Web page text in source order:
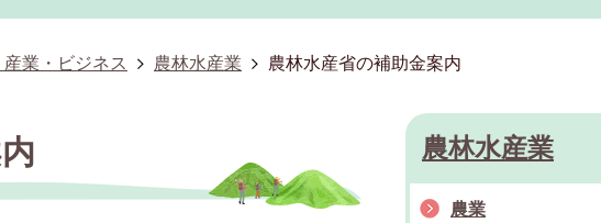
業・ビジネス 農林水産業 農林水産省の補助金案内
農林水産業
農業